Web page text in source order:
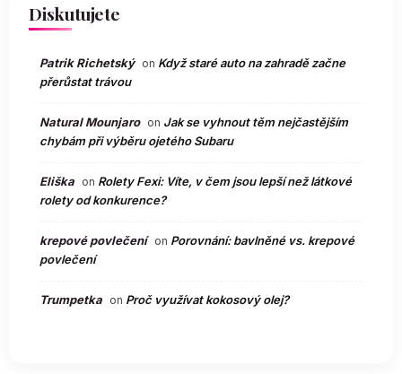
Diskutujete
Patrik Richetský on Když staré auto na zahradě začne
přerůstat trávou
Natural Mounjaro on Jak se vyhnout těm nejčastějším
chybám při výběru ojetého Subaru
Eliška on Rolety Fexi: Víte, v čem jsou lepší než látkové
rolety od konkurence?
krepové povlečení on Porovnání: bavlněné vs. krepové
povlečení
Trumpetka on Proč využívat kokosový olej?